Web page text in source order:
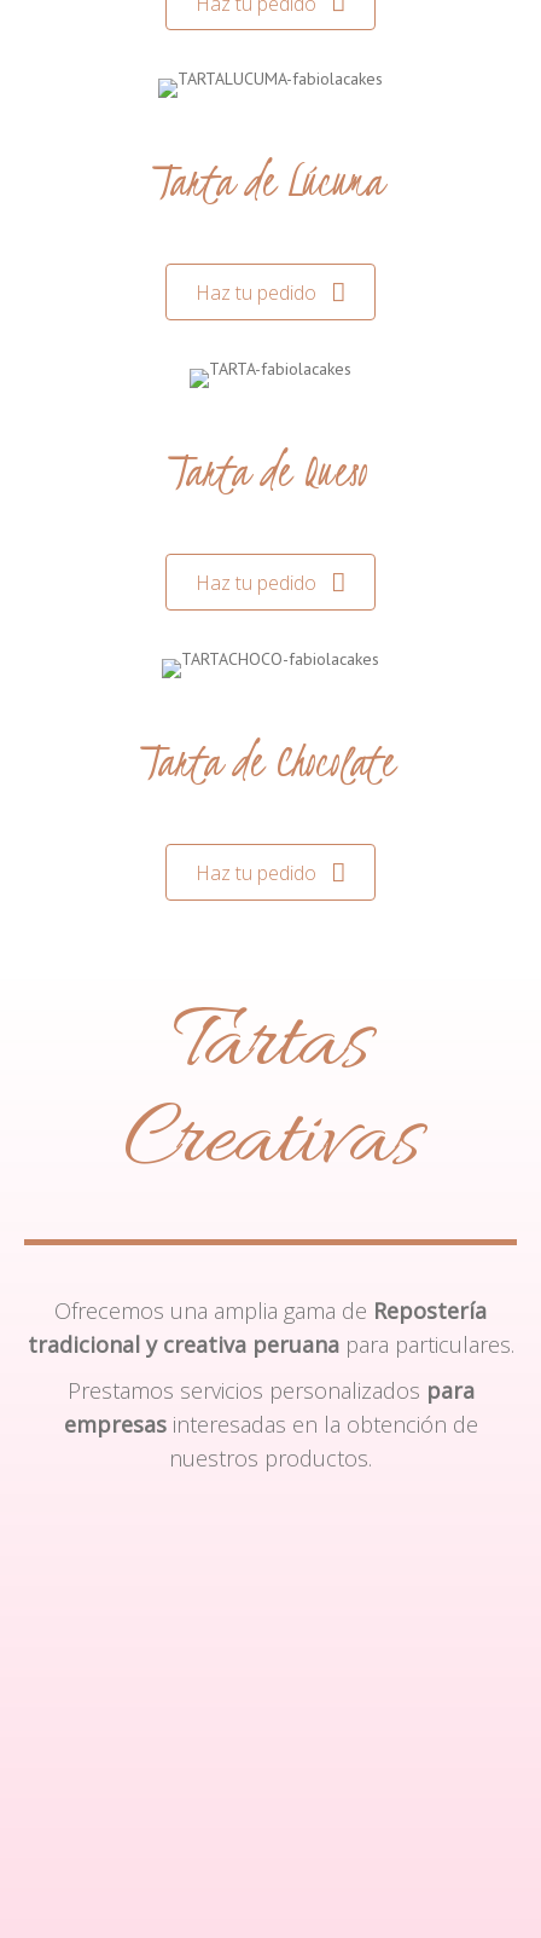
Tarta de Lúcuma
Haz tu pedido
Tarta de Queso
Haz tu pedido
Tarta de Chocolate
Haz tu pedido
Tartas
Creativas
Ofrecemos una amplia gama de Repostería
tradicional y creativa peruanapara particulares.
Prestamos servicios personalizados para
empresasinteresadas en la obtención de
nuestros productos.